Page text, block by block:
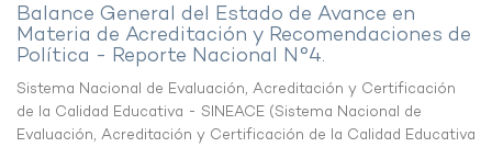
Balance General del Estado de Avance en
Materia de Acreditación y Recomendaciones de
Política - Reporte Nacional N°4.
Sistema Nacional de Evaluación, Acreditación y Certificación
de la Calidad Educativa - SINEACE (Sistema Nacional de
Evaluación, Acreditación y Certificación de la Calidad Educativa